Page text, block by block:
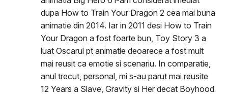
dupa How to Train Your Dragon 2 cea mai buna
animatie din 2014. Iar in 2011 desi How to Train
Your Dragon a fost foarte bun, Toy Story 3 a
luat Oscarul pt animatie deoarece a fost mult
mai reusit ca emotie si scenariu. In comparatie,
anul trecut, personal, mi s-au parut mai reusite
12 Years a Slave, Gravity si Her decat Boyhood